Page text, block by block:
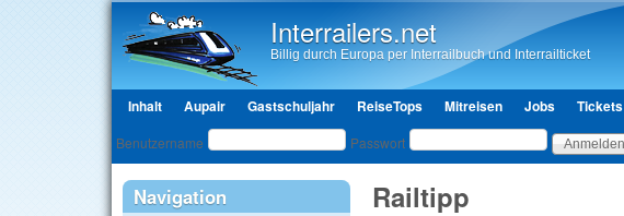
Interrailers.net
Billig durch Europa per Interrailbuch und Interrailticket
Hauptmenü
Inhalt Aupair Gastschuljahr ReiseTops Mitreisen Jobs Tickets
Benutzeranmeldung
Benutzername Passwort
Railtipp
Navigation